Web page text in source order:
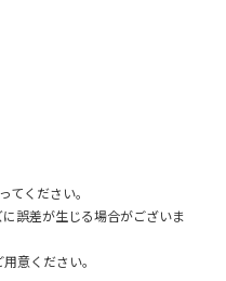
てください。
誤差が生じる場合がございま
意ください。